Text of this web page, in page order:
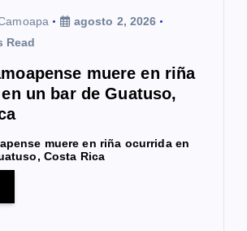
agosto 2, 2026
Read
muere en riña
un bar de Guatuso,
muere en riña ocurrida en
Costa Rica